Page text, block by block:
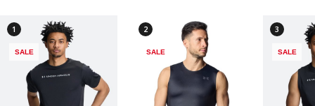
1
SALE
2
SALE
3
SALE